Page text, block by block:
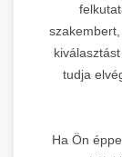
tudja
Ha Ön